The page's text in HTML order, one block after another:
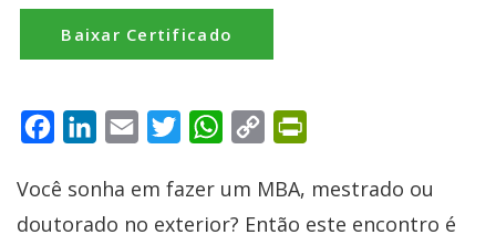
Baixar Certificado
FacebookLinkedInEmail TwitterWhatsApp
Copy
Você sonha em fazer um MBA, mestrado ou
doutorado no exterior? Então este encontro é